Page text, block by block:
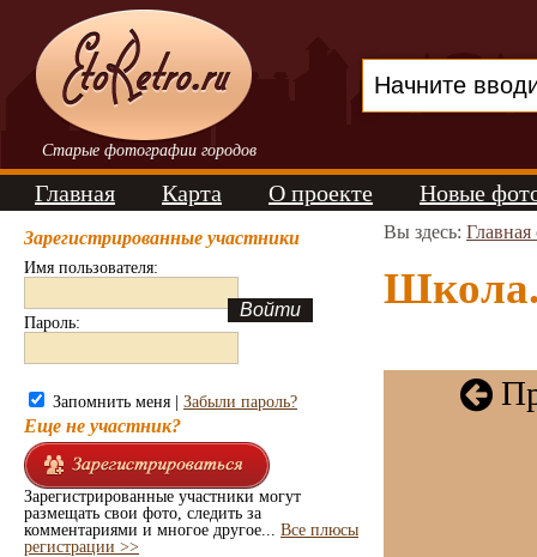
Старые фотографии городов
Главная Карта О проекте Новые
Зарегистрированные участники
Имя пользователя:
Пароль:
Запомнить меня | Забыли пароль?
Еще не участник?
Зарегистрированные участники могут
размещать свои фото, следить за
комментариями и многое другое... Все плюсы
регистрации >>
Вы здесь: Главная